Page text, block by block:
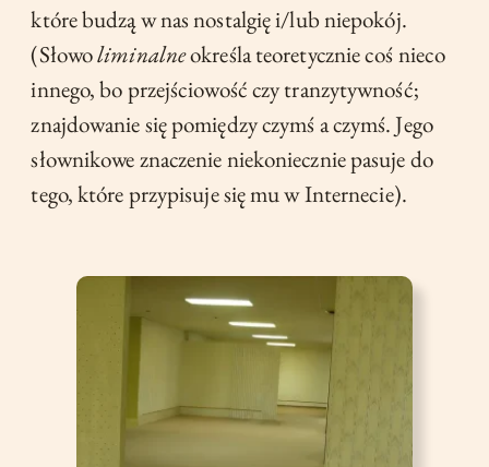
które budzą w nas nostalgię i/lub niepokój.
(Słowoliminalneokreśla teoretycznie coś nieco
innego, bo przejściowość czy tranzytywność;
znajdowanie się pomiędzy czymś a czymś. Jego
słownikowe znaczenie niekoniecznie pasuje do
tego, które przypisuje się mu w Internecie).